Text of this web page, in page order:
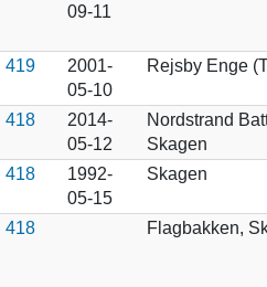
09-11
419
2001-
05-10
Rejsby Enge
418
2014-
05-12
Nordstrand
Skagen
418
1992-
05-15
Skagen
418 Flagbakken,